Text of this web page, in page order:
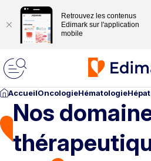
Retrouvez les contenus
Edimark sur l'application
mobile
AccueilOncologieHématologie
Nos